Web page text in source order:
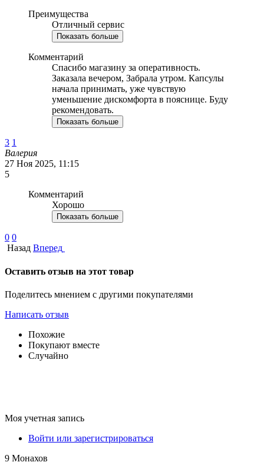
Преимущества
Отличный сервис
Показать больше
Комментарий
Спасибо магазину за оперативность.
Заказала вечером, Забрала утром. Капсулы
начала принимать, уже чувствую
уменьшение дискомфорта в пояснице. Буду
рекомендовать.
Показать больше
3 1
Валерия
27 Ноя 2025, 11:15
5
Комментарий
Хорошо
Показать больше
0 0
Назад Вперед
Оставить отзыв на этот товар
Поделитесь мнением с другими покупателями
Написать отзыв
Похожие
Покупают вместе
Случайно
Моя учетная запись
Войти или зарегистрироваться
9 Монахов